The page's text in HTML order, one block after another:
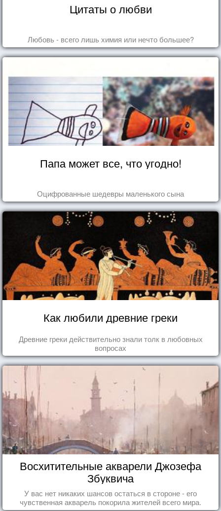
Цитаты о любви
Любовь - всего лишь химия или нечто большее?
Папа может все, что угодно!
Оцифрованные шедевры маленького сына
Как любили древние греки
Древние греки действительно знали толк в любовных
вопросах
Восхитительные акварели Джозефа
Збуквича
У вас нет никаких шансов остаться в стороне - его
чувственная акварель покорила жителей всего мира.